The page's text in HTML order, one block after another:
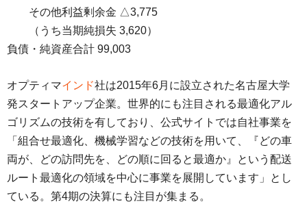
その他利益剰余金 △3,775
（うち当期純損失 3,620）
負債・純資産合計 99,003
オプティマインド社は2015年6月に設立された名古屋大学
発スタートアップ企業。世界的にも注目される最適化アル
ゴリズムの技術を有しており、公式サイトでは自社事業を
「組合せ最適化、機械学習などの技術を用いて、『どの車
両が、どの訪問先を、どの順に回ると最適か』という配送
ルート最適化の領域を中心に事業を展開しています」とし
ている。第4期の決算にも注目が集まる。